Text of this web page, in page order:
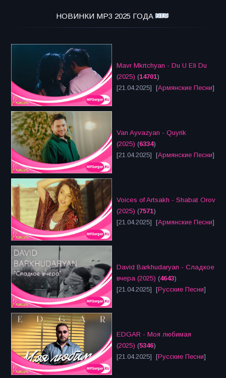
НОВИНКИ MP3 2025 ГОДА
Mavr Mkrtchyan - Du U Eli Du
(2025) (14701)
[21.04.2025] [Армянские Песни]
Van Ayvazyan - Quyrik
(2025) (6334)
[21.04.2025] [Армянские Песни]
Voices of Artsakh - Shabat Orov
(2025) (7571)
[21.04.2025] [Армянские Песни]
David Barkhudaryan - Сладкое
вчера (2025) (4643)
[21.04.2025] [Русские Песни]
EDGAR - Моя любимая
(2025) (5346)
[21.04.2025] [Русские Песни]